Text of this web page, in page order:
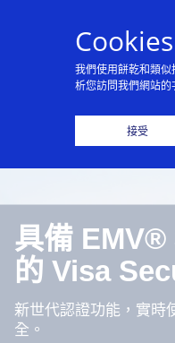
具備
的 Visa
新世代認證功能，實時
全。
Cookies
我們使用餅乾和類
析您訪問我們網站
接受